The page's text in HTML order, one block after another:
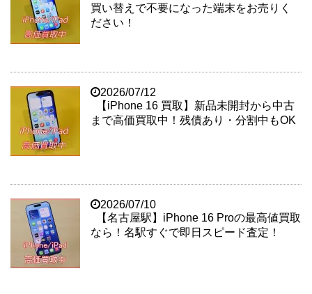
買い替えで不要になった端末をお売りく
ださい！
2026/07/12
【iPhone 16 買取】新品未開封から中古
まで高価買取中！残債あり・分割中もOK
2026/07/10
【名古屋駅】iPhone 16 Proの最高値買取
なら！名駅すぐで即日スピード査定！